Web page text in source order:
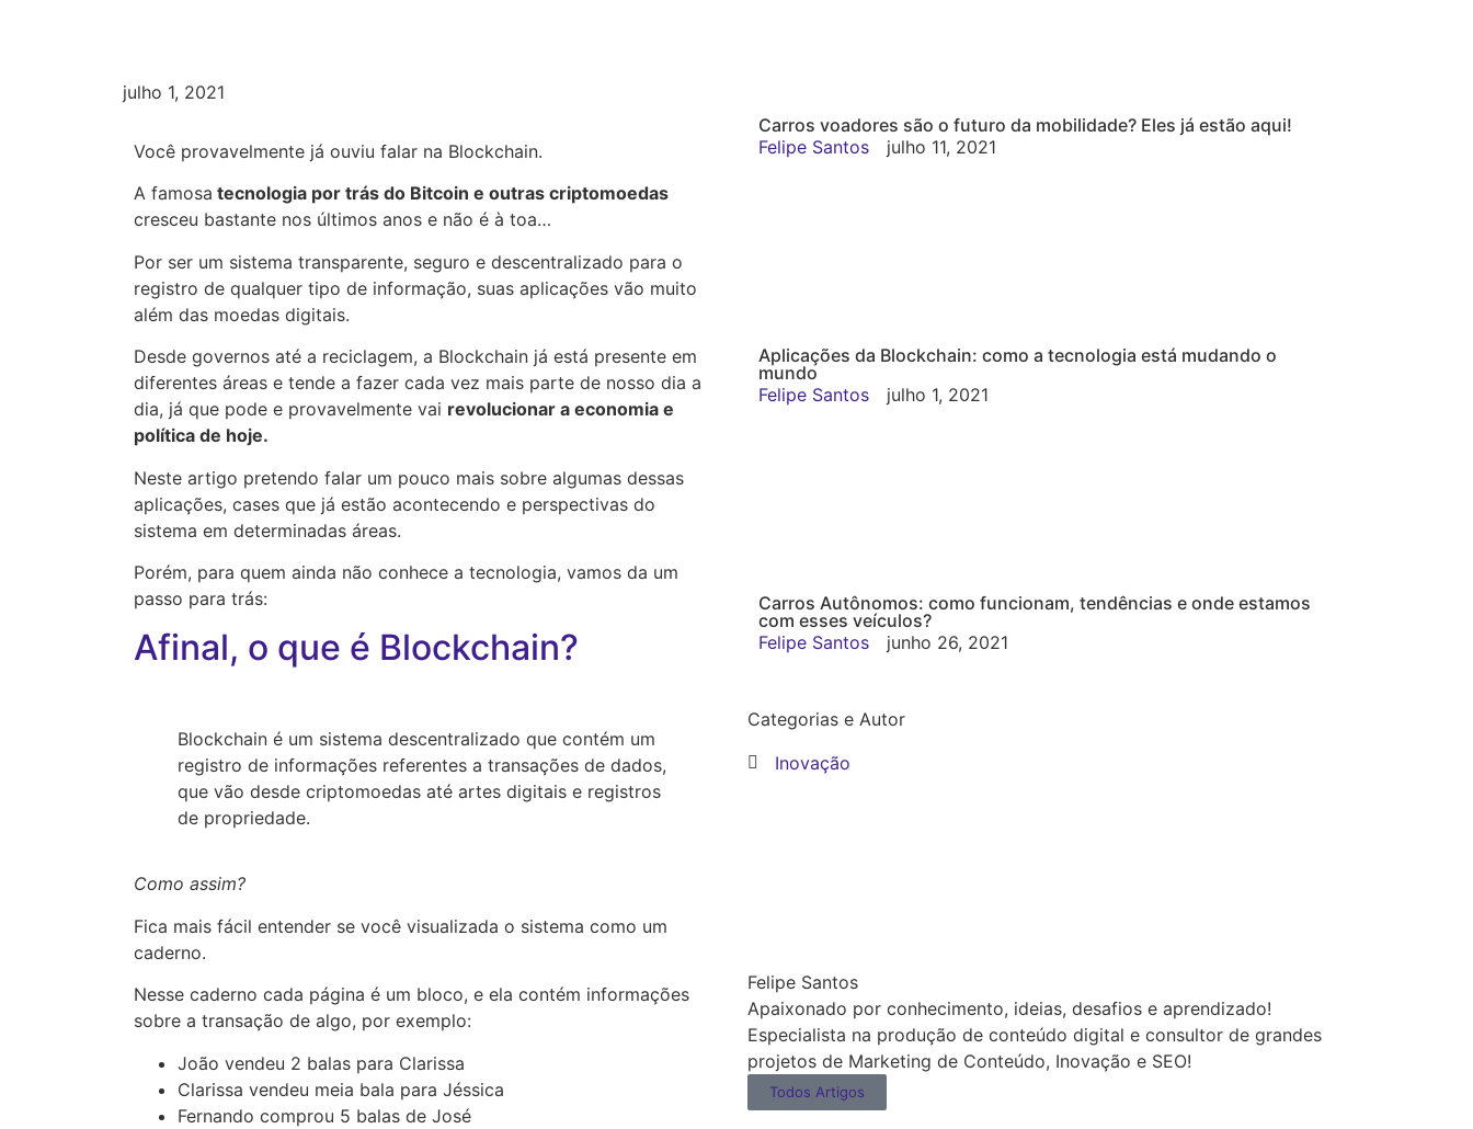
julho 1, 2021
Você provavelmente já ouviu falar na Blockchain.
A famosa tecnologia por trás do Bitcoin e outras criptomoedas
cresceu bastante nos últimos anos e não é à toa…
Por ser um sistema transparente, seguro e descentralizado para o
registro de qualquer tipo de informação, suas aplicações vão muito
além das moedas digitais.
Desde governos até a reciclagem, a Blockchain já está presente em
diferentes áreas e tende a fazer cada vez mais parte de nosso dia a
dia, já que pode e provavelmente vai revolucionar a economia e
política de hoje.
Neste artigo pretendo falar um pouco mais sobre algumas dessas
aplicações, cases que já estão acontecendo e perspectivas do
sistema em determinadas áreas.
Porém, para quem ainda não conhece a tecnologia, vamos da um
passo para trás:
Afinal, o que é Blockchain?
Blockchain é um sistema descentralizado que contém um
registro de informações referentes a transações de dados,
que vão desde criptomoedas até artes digitais e registros
de propriedade.
Como assim?
Fica mais fácil entender se você visualizada o sistema como um
caderno.
Nesse caderno cada página é um bloco, e ela contém informações
sobre a transação de algo, por exemplo:
João vendeu 2 balas para Clarissa
Clarissa vendeu meia bala para Jéssica
Fernando comprou 5 balas de José
Carros voadores são o futuro da mobilidade? Eles já estão aqui!
Felipe Santos
julho 11, 2021
Aplicações da Blockchain: como a tecnologia está mudando o
mundo
Felipe Santos
julho 1, 2021
Carros Autônomos: como funcionam, tendências e onde estamos
com esses veículos?
Felipe Santos
junho 26, 2021
Categorias e Autor
Inovação
Felipe Santos
Apaixonado por conhecimento, ideias, desafios e aprendizado!
Especialista na produção de conteúdo digital e consultor de grandes
projetos de Marketing de Conteúdo, Inovação e SEO!
Todos Artigos